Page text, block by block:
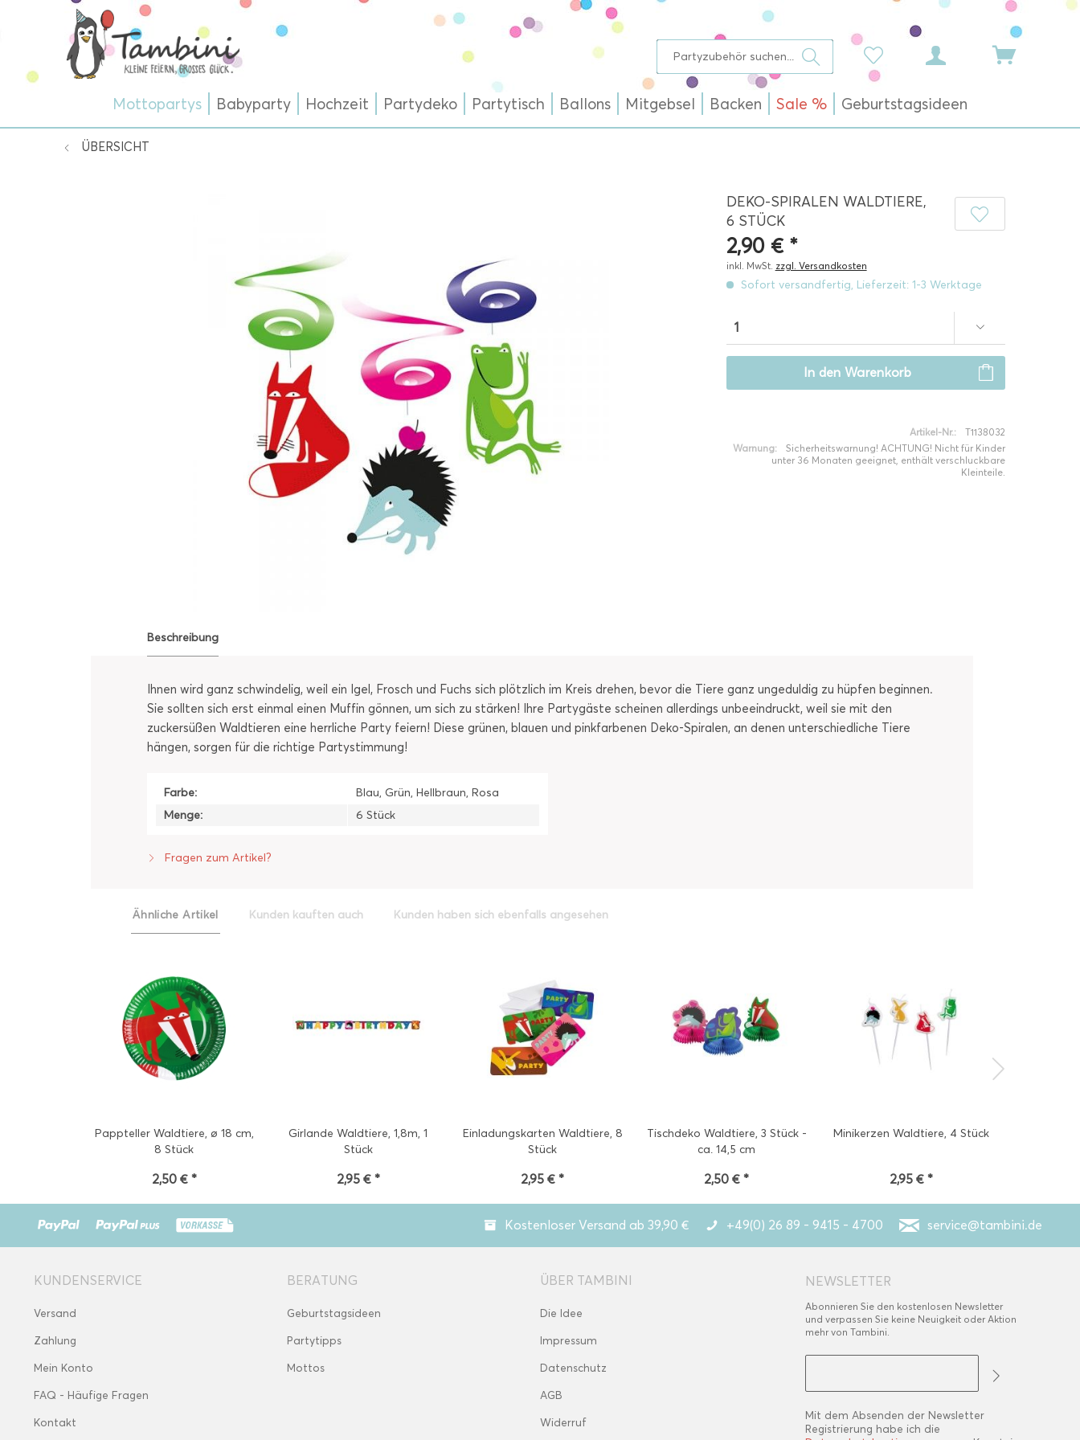
Mottopartys Babyparty Hochzeit Partydeko Partytisch Ballons Mitgebsel Backen Sale % Geburtstagsideen
ÜBERSICHT
DEKO-SPIRALEN WALDTIERE,
6 STÜCK
2,90 € *
inkl. MwSt. zzgl. Versandkosten
Sofort versandfertig, Lieferzeit: 1-3 Werktage
In den Warenkorb
Artikel-Nr.:
T1138032
Warnung:
Sicherheitswarnung! ACHTUNG! Nicht für Kinder
unter 36 Monaten geeignet, enthält verschluckbare
Kleinteile.
Beschreibung
Ihnen wird ganz schwindelig, weil ein Igel, Frosch und Fuchs sich plötzlich im Kreis drehen, bevor die Tiere ganz ungeduldig zu hüpfen beginnen.
Sie sollten sich erst einmal einen Muffin gönnen, um sich zu stärken! Ihre Partygäste scheinen allerdings unbeeindruckt, weil sie mit den
zuckersüßen Waldtieren eine herrliche Party feiern! Diese grünen, blauen und pinkfarbenen Deko-Spiralen, an denen unterschiedliche Tiere
hängen, sorgen für die richtige Partystimmung!
Farbe:
Blau, Grün, Hellbraun, Rosa
Menge:
6 Stück
Fragen zum Artikel?
Ähnliche Artikel Kunden kauften auch Kunden haben sich ebenfalls angesehen
Pappteller Waldtiere, ø 18 cm,
8 Stück
2,50 € *
Girlande Waldtiere, 1,8m, 1
Stück
2,95 € *
Einladungskarten Waldtiere, 8
Stück
2,95 € *
Tischdeko Waldtiere, 3 Stück -
ca. 14,5 cm
2,50 € *
Minikerzen Waldtiere, 4 Stück
2,95 € *
Kostenloser Versand ab 39,90 € +49(0) 26 89 - 9415 - 4700 service@tambini.de
KUNDENSERVICE
Versand
Zahlung
Mein Konto
FAQ - Häufige Fragen
Kontakt
BERATUNG
Geburtstagsideen
Partytipps
Mottos
ÜBER TAMBINI
Die Idee
Impressum
Datenschutz
AGB
Widerruf
NEWSLETTER
Abonnieren Sie den kostenlosen Newsletter
und verpassen Sie keine Neuigkeit oder Aktion
mehr von Tambini.
Mit dem Absenden der Newsletter
Registrierung habe ich die